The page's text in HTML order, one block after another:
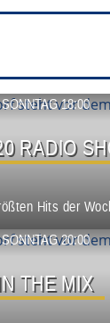
SONNTAG 18:00
RADIO
Hits der
SONNTAG 20:00
THE MIX